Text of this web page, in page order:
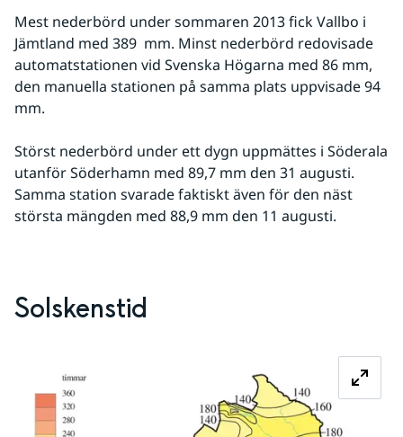
Mest nederbörd under sommaren 2013 fick Vallbo i
Jämtland med 389  mm. Minst nederbörd redovisade
automatstationen vid Svenska Högarna med 86 mm,
den manuella stationen på samma plats uppvisade 94
mm.
Störst nederbörd under ett dygn uppmättes i Söderala
utanför Söderhamn med 89,7 mm den 31 augusti.
Samma station svarade faktiskt även för den näst
största mängden med 88,9 mm den 11 augusti.
Solskenstid